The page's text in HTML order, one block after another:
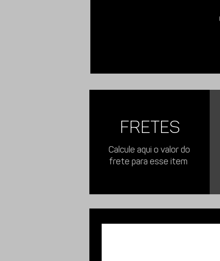
FRETES
Calcule aqui o valor do
frete para esse item